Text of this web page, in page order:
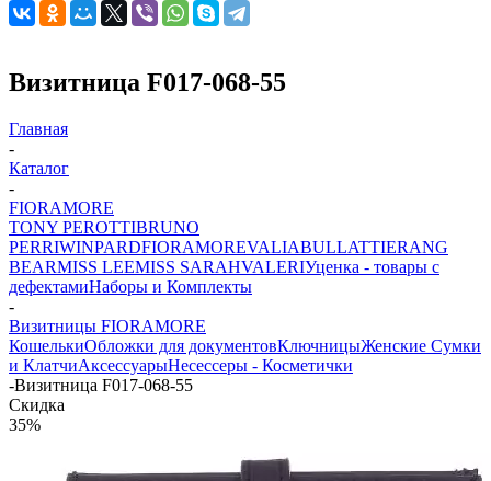
Визитница F017-068-55
Главная
-
Каталог
-
FIORAMORE
TONY PEROTTIBRUNO
PERRIWINPARDFIORAMOREVALIABULLATTIERANG
BEARMISS LEEMISS SARAHVALERIУценка - товары с
дефектамиНаборы и Комплекты
-
Визитницы FIORAMORE
КошелькиОбложки для документовКлючницыЖенские Сумки
и КлатчиАксессуарыНесессеры - Косметички
-Визитница F017-068-55
Скидка
35%